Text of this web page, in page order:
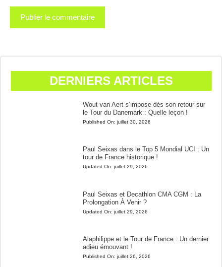
DERNIERS ARTICLES
Wout van Aert s’impose dès son retour sur
le Tour du Danemark : Quelle leçon !
Published On: juillet 30, 2026
Paul Seixas dans le Top 5 Mondial UCI : Un
tour de France historique !
Updated On: juillet 29, 2026
Paul Seixas et Decathlon CMA CGM : La
Prolongation À Venir ?
Updated On: juillet 29, 2026
Alaphilippe et le Tour de France : Un dernier
adieu émouvant !
Published On: juillet 26, 2026